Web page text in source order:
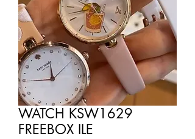
WATCH KSW1629
FREEBOX ILE